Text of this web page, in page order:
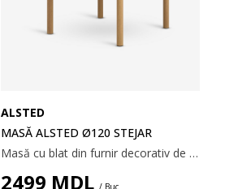
ALSTED
MASĂ ALSTED Ø120 STEJAR
Masă cu blat din furnir decorativ de culoarea stejarului și picioare din oțel. Ø120x75 cm
2499 MDL / Buc